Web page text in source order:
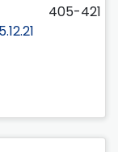
405-421